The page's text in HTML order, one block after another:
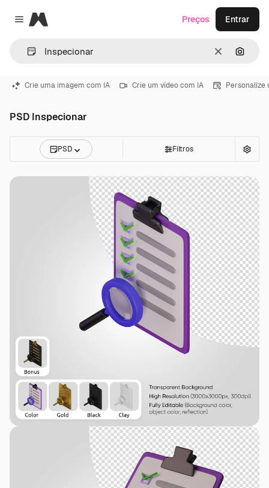
Close menu
Magnific
Limpar
Preços Entrar
Crie uma imagem com IA Crie um vídeo com IA Personalize
PSD Inspecionar
PSD Filtros